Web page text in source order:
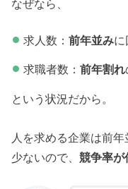
なぜなら、
求人数： 前年並みに
求職者数： 前年割れ
という状況だから。
人を求める企業は前
少ないので、競争率が